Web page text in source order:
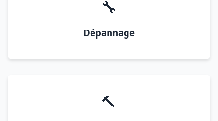
🔧
Dépannage
🔨